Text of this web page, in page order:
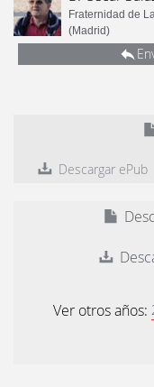
Fraternidad de
(Madrid)
Descargar ePub
Ver otros años: